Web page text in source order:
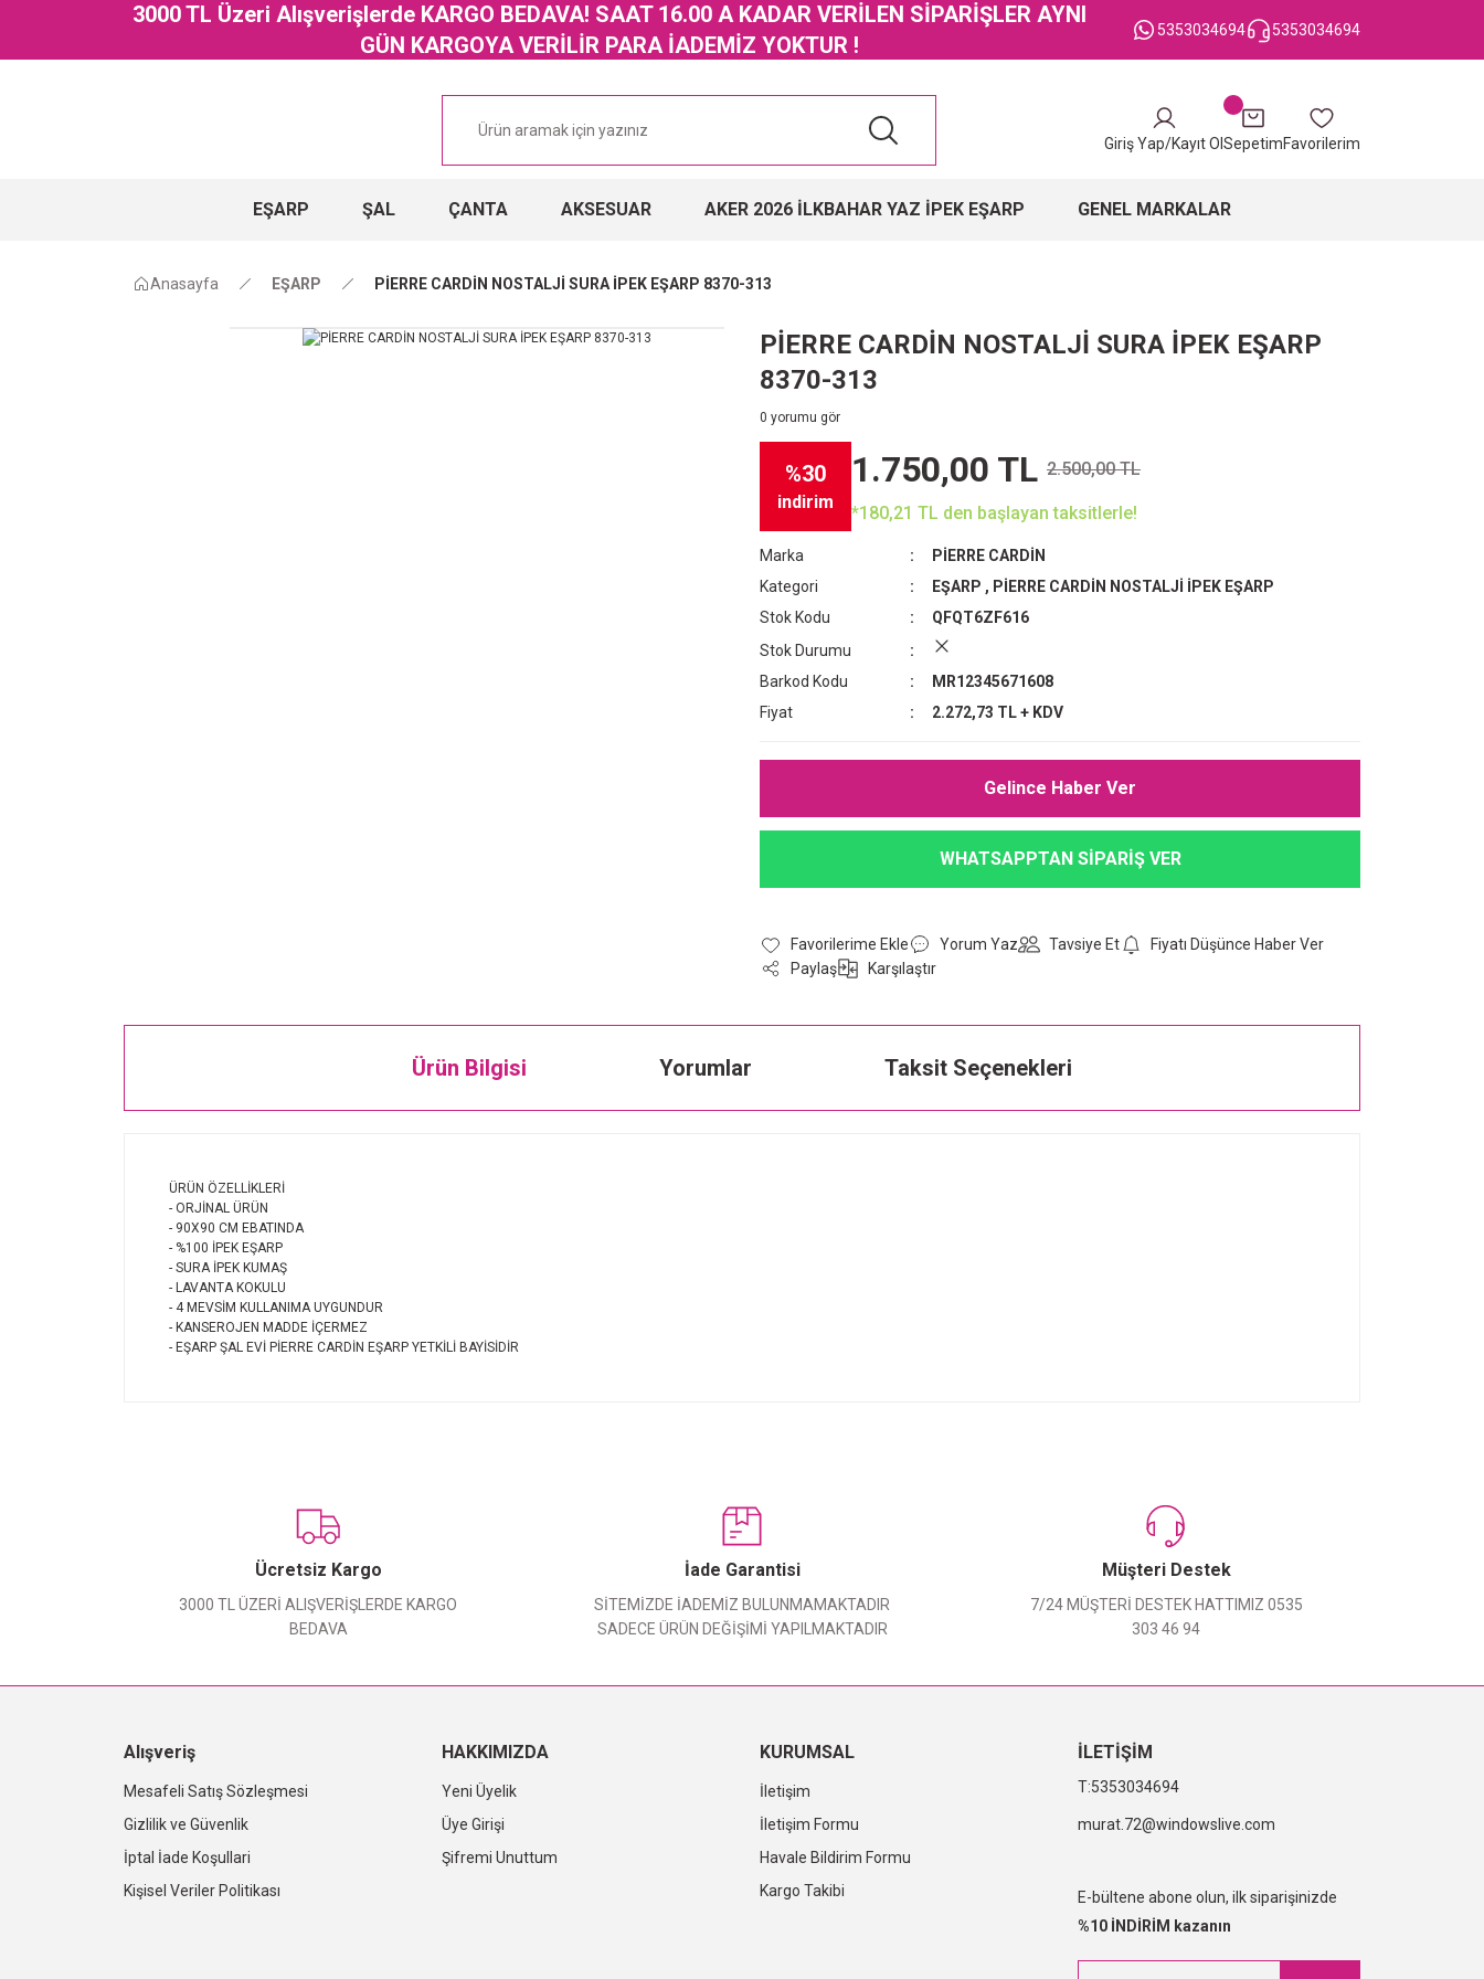
3000 TL Üzeri Alışverişlerde KARGO BEDAVA! SAAT 16.00 A KADAR VERİLEN SİPARİŞLER AYNI
GÜN KARGOYA VERİLİR PARA İADEMİZ YOKTUR !
5353034694 5353034694
Giriş Yap/Kayıt Ol SepetimFavorilerim
EŞARP ŞAL ÇANTA AKSESUAR AKER 2026 İLKBAHAR YAZ İPEK EŞARP GENEL MARKALAR
Anasayfa EŞARP PİERRE CARDİN NOSTALJİ SURA İPEK EŞARP 8370-313
PİERRE CARDİN NOSTALJİ SURA İPEK EŞARP
8370-313
0 yorumu gör
%30
indirim
1.750,00 TL 2.500,00 TL
*180,21 TL den başlayan taksitlerle!
Marka
PİERRE CARDİN
Kategori
EŞARP , PİERRE CARDİN NOSTALJİ İPEK EŞARP
Stok Kodu
QFQT6ZF616
Stok Durumu
Barkod Kodu
MR12345671608
Fiyat
2.272,73 TL + KDV
Gelince Haber Ver
WHATSAPPTAN SİPARİŞ VER
Yorum Yaz Tavsiye Et
Fiyatı Düşünce Haber Ver
Paylaş
Karşılaştır
Ürün Bilgisi Yorumlar Taksit Seçenekleri
ÜRÜN ÖZELLİKLERİ
- ORJİNAL ÜRÜN
- 90X90 CM EBATINDA
- %100 İPEK EŞARP
- SURA İPEK KUMAŞ
- LAVANTA KOKULU
- 4 MEVSİM KULLANIMA UYGUNDUR
- KANSEROJEN MADDE İÇERMEZ
- EŞARP ŞAL EVİ PİERRE CARDİN EŞARP YETKİLİ BAYİSİDİR
Yorum Yaz
Ücretsiz Kargo
3000 TL ÜZERİ ALIŞVERİŞLERDE KARGO
BEDAVA
İade Garantisi
SİTEMİZDE İADEMİZ BULUNMAMAKTADIR
SADECE ÜRÜN DEĞİŞİMİ YAPILMAKTADIR
Müşteri Destek
7/24 MÜŞTERİ DESTEK HATTIMIZ 0535
303 46 94
Alışveriş
Mesafeli Satış Sözleşmesi
Gizlilik ve Güvenlik
İptal İade Koşullari
Kişisel Veriler Politikası
HAKKIMIZDA
Yeni Üyelik
Üye Girişi
Şifremi Unuttum
KURUMSAL
İletişim
İletişim Formu
Havale Bildirim Formu
Kargo Takibi
İLETİŞİM
5353034694
murat.72@windowslive.com
E-bültene abone olun, ilk siparişinizde
%10 İNDİRİM kazanın